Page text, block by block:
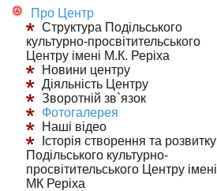
Про Центр
Структура Подільського
культурно-просвітительського
Центру імені М.К. Реріха
Новини центру
Діяльність Центру
Зворотній зв`язок
Фотогалерея
Наші відео
Історія створення та розвитку
Подільського культурно-
просвітительського Центру імені
МК Реріха